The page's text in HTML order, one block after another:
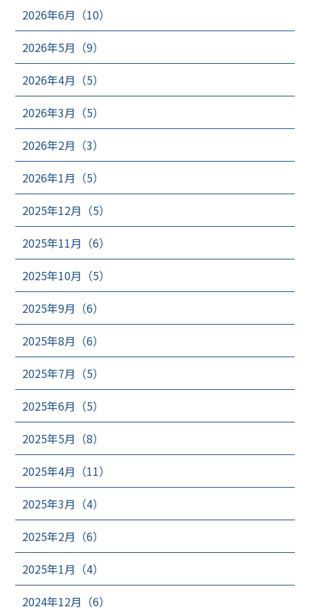
2026年6月（10）
2026年5月（9）
2026年4月（5）
2026年3月（5）
2026年2月（3）
2026年1月（5）
2025年12月（5）
2025年11月（6）
2025年10月（5）
2025年9月（6）
2025年8月（6）
2025年7月（5）
2025年6月（5）
2025年5月（8）
2025年4月（11）
2025年3月（4）
2025年2月（6）
2025年1月（4）
2024年12月（6）